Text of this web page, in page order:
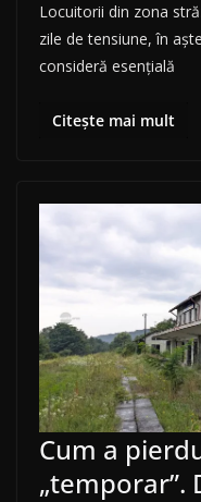
Locuitorii din zona
zile de tensiune, în
consideră esențială
Citește mai mult
Cum a
„temporar”.